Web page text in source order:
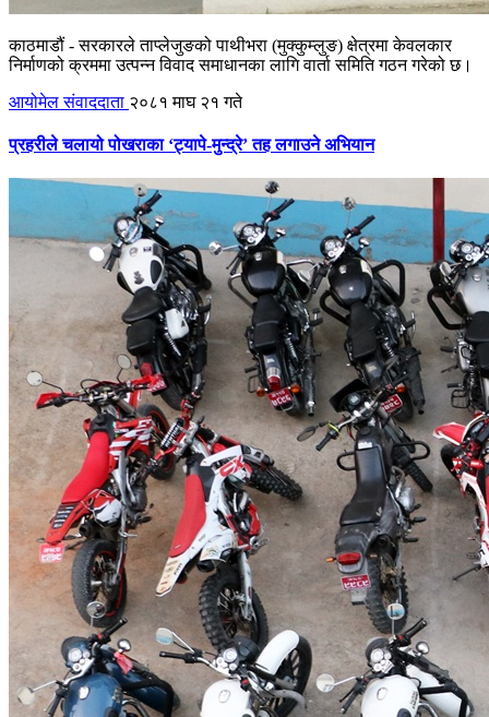
काठमाडौं - सरकारले ताप्लेजुङको पाथीभरा (मुक्कुम्लुङ) क्षेत्रमा केवलकार
निर्माणको क्रममा उत्पन्न विवाद समाधानका लागि वार्ता समिति गठन गरेको छ।
आयोमेल संवाददाता २०८१ माघ २१ गते
प्रहरीले चलायो पोखराका ‘ट्यापे-मुन्द्रे’ तह लगाउने अभियान